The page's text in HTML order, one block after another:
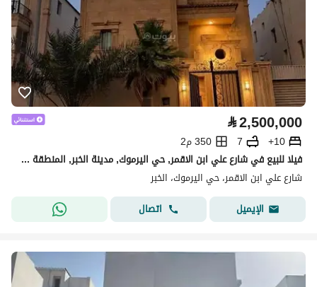
⃁2,500,000
10+
7
350 م2
فيلا للبيع في شارع علي ابن الاقمر, حي اليرموك, مدينة الخبر, المنطقة الشرقية
شارع علي ابن الاقمر، حي اليرموك، الخبر
الإيميل
اتصال